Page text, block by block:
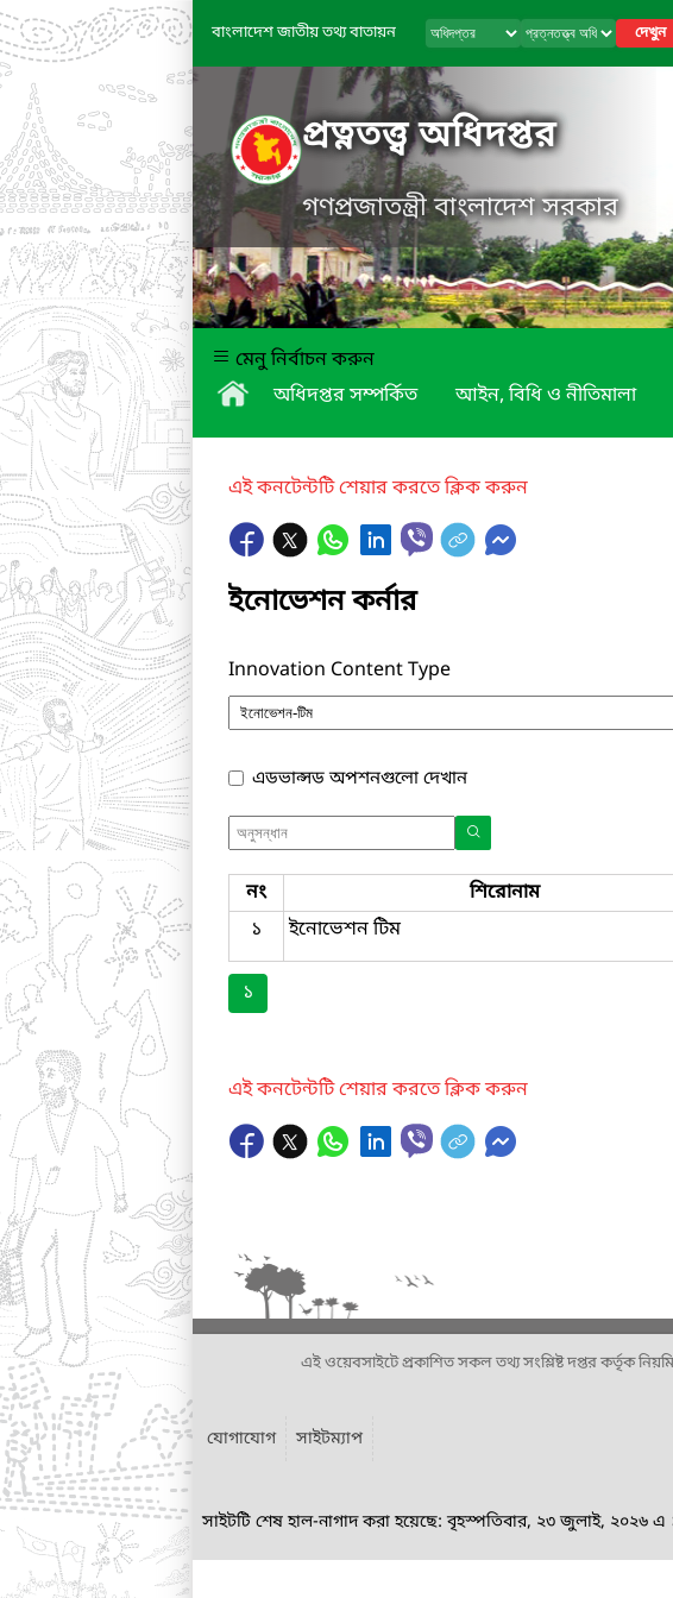
বাংলাদেশ জাতীয় তথ্য বাতায়ন দেখুন
প্রত্নতত্ত্ব অধিদপ্তর
গণপ্রজাতন্ত্রী বাংলাদেশ সরকার
মেনু নির্বাচন করুন
অধিদপ্তর সম্পর্কিত
আইন, বিধি ও নীতিমালা
এই কনটেন্টটি শেয়ার করতে ক্লিক করুন
ইনোভেশন কর্নার
Innovation Content Type
এডভান্সড অপশনগুলো দেখান
নং শিরোনাম
১
ইনোভেশন টিম
১
এই কনটেন্টটি শেয়ার করতে ক্লিক করুন
এই ওয়েবসাইটে প্রকাশিত সকল তথ্য সংশ্লিষ্ট দপ্তর কর্তৃক
যোগাযোগ সাইটম্যাপ
সাইটটি শেষ হাল-নাগাদ করা হয়েছে: বৃহস্পতিবার, ২৩ জুলাই, ২০২৬